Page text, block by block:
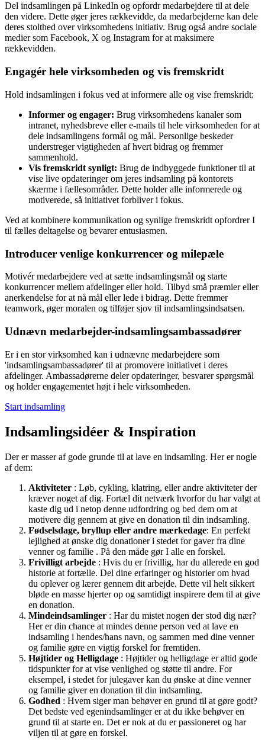
Del indsamlingen på LinkedIn og opfordr medarbejdere til at dele
den videre. Dette øger jeres rækkevidde, da medarbejderne kan dele
deres stolthed over virksomhedens initiativ. Brug også andre sociale
medier som Facebook, X og Instagram for at maksimere
rækkevidden.
Engagér hele virksomheden og vis fremskridt
Hold indsamlingen i fokus ved at informere alle og vise fremskridt:
Informer og engager: Brug virksomhedens kanaler som
intranet, nyhedsbreve eller e-mails til hele virksomheden for at
dele indsamlingens formål og mål. Personlige beskeder
understreger vigtigheden af hvert bidrag og fremmer
sammenhold.
Vis fremskridt synligt: Brug de indbyggede funktioner til at
vise live opdateringer om jeres indsamling på kontorets
skærme i fællesområder. Dette holder alle informerede og
motiverede, så initiativet forbliver i fokus.
Ved at kombinere kommunikation og synlige fremskridt opfordrer I
til fælles deltagelse og bevarer entusiasmen.
Introducer venlige konkurrencer og milepæle
Motivér medarbejdere ved at sætte indsamlingsmål og starte
konkurrencer mellem afdelinger eller hold. Tilbyd små præmier eller
anerkendelse for at nå mål eller lede i bidrag. Dette fremmer
teamwork, øger moralen og tilføjer sjov til indsamlingsindsatsen.
Udnævn medarbejder-indsamlingsambassadører
Er i en stor virksomhed kan i udnævne medarbejdere som
'indsamlingsambassadører' til at promovere initiativet i deres
afdelinger. Ambassadørerne deler opdateringer, besvarer spørgsmål
og holder engagementet højt i hele virksomheden.
Start indsamling
Indsamlingsidéer & Inspiration
Der er masser af gode grunde til at lave en indsamling. Her er nogle
af dem:
Aktiviteter : Løb, cykling, klatring, eller andre aktiviteter der
kræver noget af dig. Fortæl dit netværk hvorfor du har valgt at
kaste dig ud i netop denne udfordring og bed dem om at
motivere dig gennem at give en donation til din indsamling.
Fødselsdage, bryllup eller andre mærkedage: En perfekt
lejlighed at ønske dig donationer i stedet for gaver fra dine
venner og familie . På den måde gør I alle en forskel.
Frivilligt arbejde : Hvis du er frivillig, har du allerede en god
historie at fortælle. Del dine erfaringer og historier om hvad
du oplever og lærer gennem dit arbejde. Dette vil helt sikkert
bløde en masse hjerter op og samtidigt inspirere dem til at give
en donation.
Mindeindsamlinger : Har du mistet nogen der stod dig nær?
Her er din chance at mindes denne person ved at lave en
indsamling i hendes/hans navn, og sammen med dine venner
og familie gøre en vigtig forskel for fremtiden.
Højtider og Helligdage : Højtider og helligdage er altid gode
tidspunkter for at vise venlighed og støtte til andre. For
eksempel, i stedet for julegaver kan du ønske at dine venner
og familie giver en donation til din indsamling.
Godhed : Hvem siger man behøver en grund til at gøre godt?
Det bedste ved egenindsamlinger er at du ikke behøver en
grund til at starte en. Det er nok at du er passioneret og har
viljen til at gøre en forskel.